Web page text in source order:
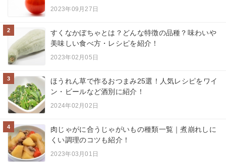
2023年09月27日
2
すくなかぼちゃとは？どんな特徴の品種？味わいや
美味しい食べ方・レシピを紹介！
2023年02月05日
3
ほうれん草で作るおつまみ25選！人気レシピをワイ
ン・ビールなど酒別に紹介！
2024年02月02日
4
肉じゃがに合うじゃがいもの種類一覧｜煮崩れしに
くい調理のコツも紹介！
2023年03月01日